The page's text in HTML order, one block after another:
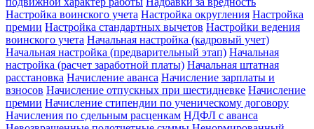
Настройка воинского учета Настройка округления Настройка
премии Настройка стандартных вычетов Настройки ведения
воинского учета Начальная настройка (кадровый учет)
Начальная настройка (предварительный этап) Начальная
настройка (расчет заработной платы) Начальная штатная
расстановка Начисление аванса Начисление зарплаты и
взносов Начисление отпускных при шестидневке Начисление
премии Начисление стипендии по ученическому договору
Начисления по сдельным расценкам НДФЛ с аванса